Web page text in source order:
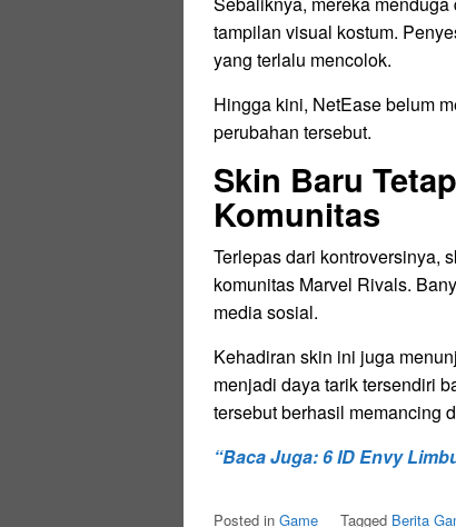
tampilan visual kostum.
yang terlalu mencolok.
Hingga kini, NetEase belum
perubahan tersebut.
Skin Baru
Komunitas
Terlepas dari kontroversinya,
komunitas Marvel Rivals.
media sosial.
Kehadiran skin ini juga
menjadi daya tarik tersendiri
tersebut berhasil memancing
“Baca Juga: 6 ID Envy
Posted in Game Tagged Berita